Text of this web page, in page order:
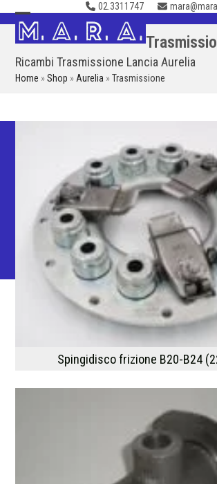
Skip
to
content
02.3311747
Open
menu
Close
menu
Ricambi Trasmissione Lancia Aurelia
Home »Shop » Aurelia »Trasmissione
Spingidisco frizione B20-B24